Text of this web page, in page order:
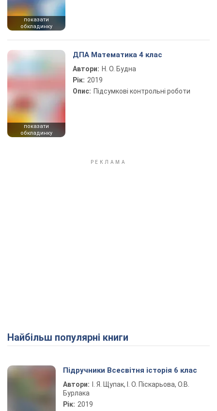
показати
обкладинку
показати
обкладинку
ДПА Математика 4 клас
Автори: Н. О. Будна
Рік: 2019
Опис: Підсумкові контрольні роботи
Найбільш популярні книги
Підручники Всесвітня історія 6 клас
Автори:
І. Я. Щупак, І. О. Піскарьова, О.В.
Бурлака
Рік: 2019